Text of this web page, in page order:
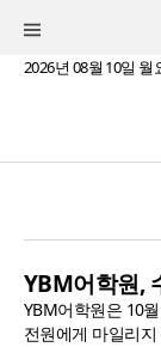
2026년 08월 10일 월
YBM어학원,
YBM어학원은 10
전원에게 마일리